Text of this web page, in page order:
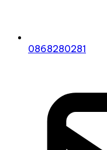
0868280281